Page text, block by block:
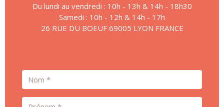
Du lundi au vendredi : 10h - 13h & 14h - 18h30
Samedi : 10h - 12h & 14h - 17h
26 RUE DU BOEUF 69005 LYON FRANCE
Nom
Prénom